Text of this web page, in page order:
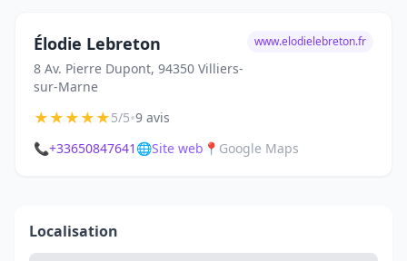
Élodie Lebreton
8 Av. Pierre Dupont, 94350 Villiers-
sur-Marne
www.elodielebreton.fr
★★★★★5/5•9 avis
📞+33650847641 🌐Site web 📍 Google Maps
Localisation